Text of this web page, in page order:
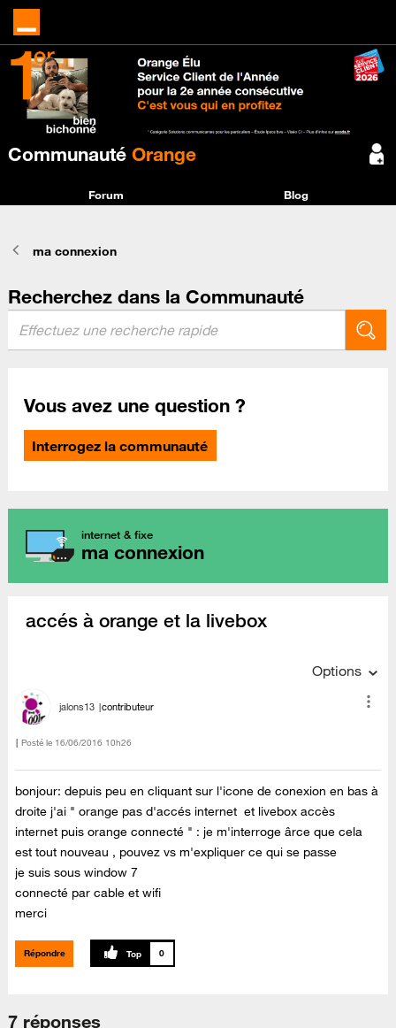
Communauté Orange
Forum Blog
ma connexion
Recherchez dans la Communauté
Vous avez une question ?
Interrogez la communauté
internet & fixe
ma connexion
accés à orange et la livebox
Options
jalons13 contributeur
Posté le ‎16/06/2016 10h26
bonjour: depuis peu en cliquant sur l'icone de conexion en bas à
droite j'ai " orange pas d'accés internet et livebox accès
internet puis orange connecté " : je m'interroge ârce que cela
est tout nouveau , pouvez vs m'expliquer ce qui se passe
je suis sous window 7
connecté par cable et wifi
merci
Répondre 0
7 réponses